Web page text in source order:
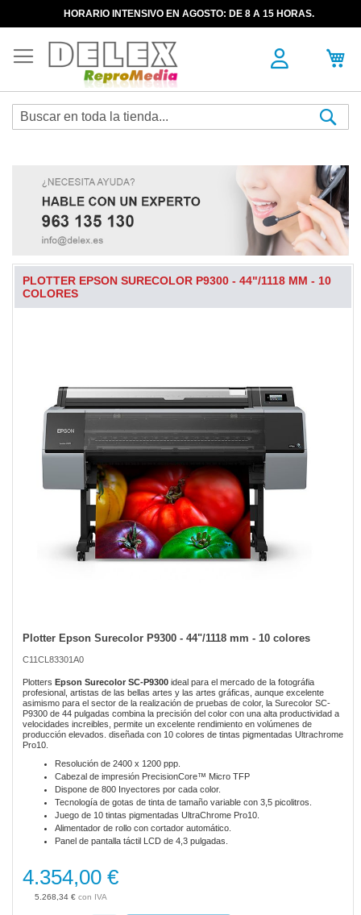
HORARIO INTENSIVO EN AGOSTO: DE 8 A 15 HORAS.
PLOTTER EPSON SURECOLOR P9300 - 44"/1118 MM - 10
COLORES
Plotter Epson Surecolor P9300 - 44"/1118 mm - 10 colores
C11CL83301A0
Plotters Epson Surecolor SC-P9300 ideal para el mercado de la fotográfia
profesional, artistas de las bellas artes y las artes gráficas, aunque excelente
asimismo para el sector de la realización de pruebas de color, la Surecolor SC-
P9300 de 44 pulgadas combina la precisión del color con una alta productividad a
velocidades increibles, permite un excelente rendimiento en volúmenes de
producción elevados. diseñada con 10 colores de tintas pigmentadas Ultrachrome
Pro10.
Resolución de 2400 x 1200 ppp.
Cabezal de impresión PrecisionCore™ Micro TFP
Dispone de 800 Inyectores por cada color.
Tecnología de gotas de tinta de tamaño variable con 3,5 picolitros.
Juego de 10 tintas pigmentadas UltraChrome Pro10.
Alimentador de rollo con cortador automático.
Panel de pantalla táctil LCD de 4,3 pulgadas.
5.268,34 €
4.354,00 €
Skip
the
beginning
the
images
gallery